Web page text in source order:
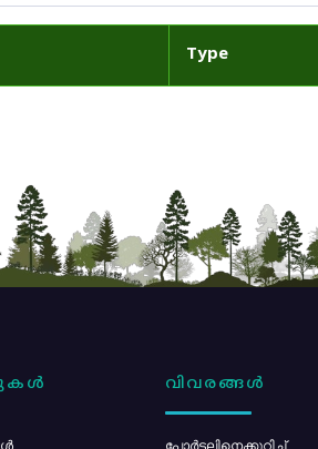
Type
വിവരങ്ങൾ
പോര്‍ട്ടലിനെക്കുറിച്ച്